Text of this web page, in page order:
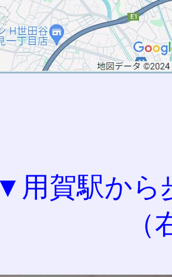
用賀駅から